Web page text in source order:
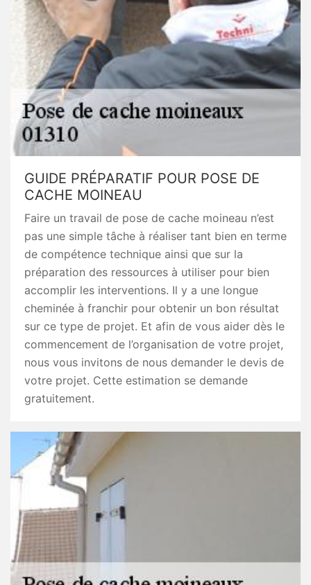
GUIDE PRÉPARATIF POUR POSE DE
CACHE MOINEAU
Faire un travail de pose de cache moineau n’est
pas une simple tâche à réaliser tant bien en terme
de compétence technique ainsi que sur la
préparation des ressources à utiliser pour bien
accomplir les interventions. Il y a une longue
cheminée à franchir pour obtenir un bon résultat
sur ce type de projet. Et afin de vous aider dès le
commencement de l’organisation de votre projet,
nous vous invitons de nous demander le devis de
votre projet. Cette estimation se demande
gratuitement.